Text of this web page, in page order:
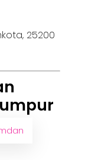
25200